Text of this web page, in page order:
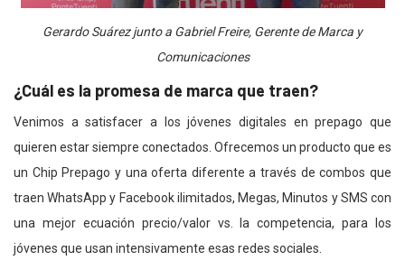
Gerardo Suárez junto a Gabriel Freire, Gerente de Marca y
Comunicaciones
¿Cuál es la promesa de marca que traen?
Venimos a satisfacer a los jóvenes digitales en prepago que
quieren estar siempre conectados. Ofrecemos un producto que es
un Chip Prepago y una oferta diferente a través de combos que
traen WhatsApp y Facebook ilimitados, Megas, Minutos y SMS con
una mejor ecuación precio/valor vs. la competencia, para los
jóvenes que usan intensivamente esas redes sociales.